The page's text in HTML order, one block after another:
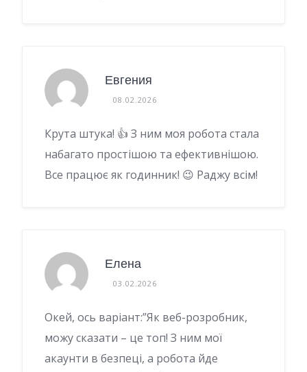
Евгения
08.02.2026
Крута штука! 👍 З ним моя робота стала
набагато простішою та ефективнішою.
Все працює як годинник! 😉 Раджу всім!
Елена
03.02.2026
Окей, ось варіант:”Як веб-розробник,
можу сказати – це топ! З ним мої
акаунти в безпеці, а робота йде